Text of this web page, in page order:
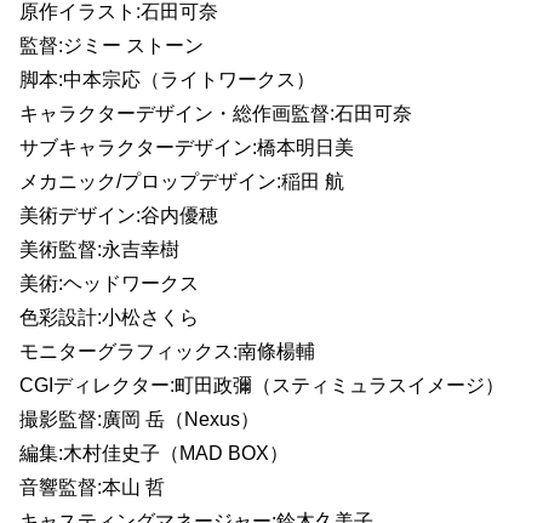
原作イラスト:石田可奈
監督:ジミー ストーン
脚本:中本宗応（ライトワークス）
キャラクターデザイン・総作画監督:石田可奈
サブキャラクターデザイン:橋本明日美
メカニック/プロップデザイン:稲田 航
美術デザイン:谷内優穂
美術監督:永吉幸樹
美術:ヘッドワークス
色彩設計:小松さくら
モニターグラフィックス:南條楊輔
CGIディレクター:町田政彌（スティミュラスイメージ）
撮影監督:廣岡 岳（Nexus）
編集:木村佳史子（MAD BOX）
音響監督:本山 哲